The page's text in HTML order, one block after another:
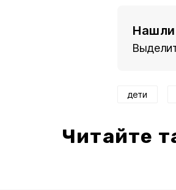
Нашли
дети
Читайте